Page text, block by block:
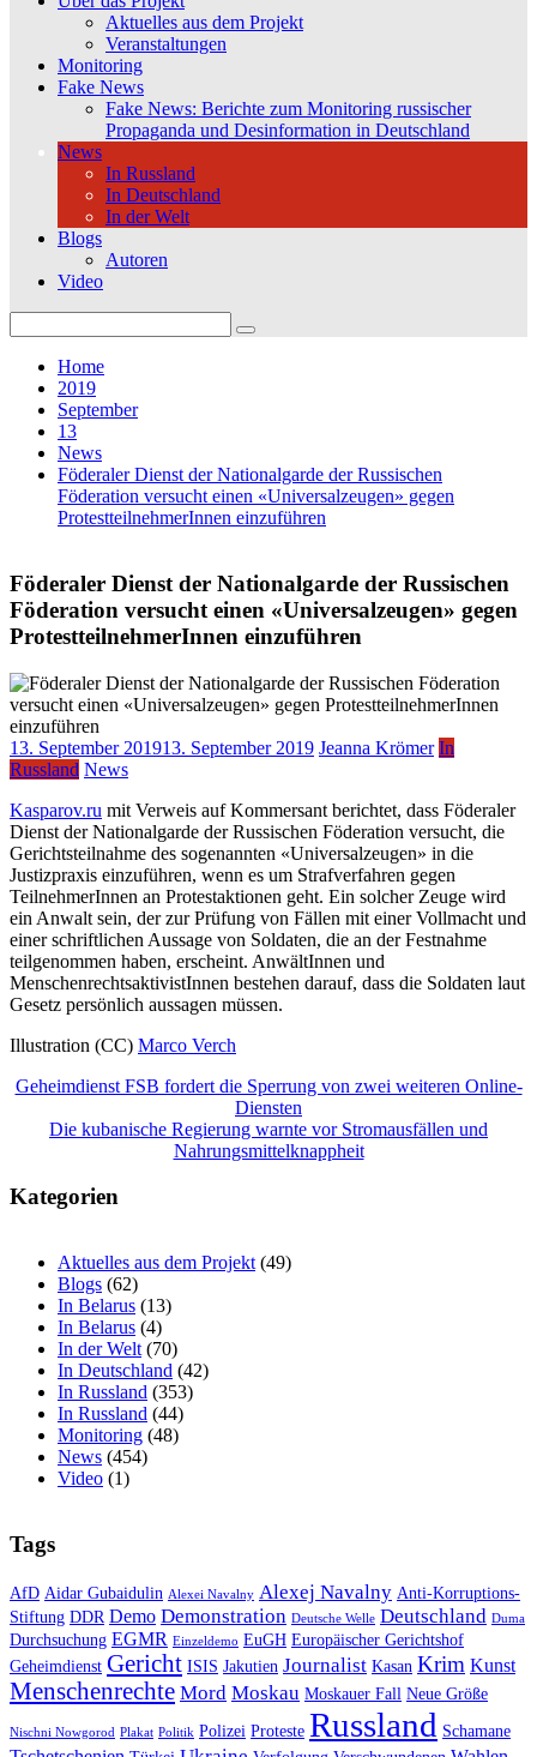
Aktuelles aus dem Projekt
Veranstaltungen
Monitoring
Fake News
Fake News: Berichte zum Monitoring russischer
Propaganda und Desinformation in Deutschland
News
In Russland
In Deutschland
In der Welt
Blogs
Autoren
Video
for:
Home
2019
September
13
News
Föderaler Dienst der Nationalgarde der Russischen
Föderation versucht einen «Universalzeugen» gegen
ProtestteilnehmerInnen einzuführen
Föderaler Dienst der Nationalgarde der Russischen
Föderation versucht einen «Universalzeugen» gegen
ProtestteilnehmerInnen einzuführen
13. September 201913. September 2019 Jeanna Krömer In
Russland News
Kasparov.ru mit Verweis auf Kommersant berichtet, dass Föderaler
Dienst der Nationalgarde der Russischen Föderation versucht, die
Gerichtsteilnahme des sogenannten «Universalzeugen» in die
Justizpraxis einzuführen, wenn es um Strafverfahren gegen
TeilnehmerInnen an Protestaktionen geht. Ein solcher Zeuge wird
ein Anwalt sein, der zur Prüfung von Fällen mit einer Vollmacht und
einer schriftlichen Aussage von Soldaten, die an der Festnahme
teilgenommen haben, erscheint. AnwältInnen und
MenschenrechtsaktivistInnen bestehen darauf, dass die Soldaten laut
Gesetz persönlich aussagen müssen.
Illustration (СС) Marco Verch
Beitragsnavigation
Geheimdienst FSB fordert die Sperrung von zwei weiteren Online-
Diensten
Die kubanische Regierung warnte vor Stromausfällen und
Nahrungsmittelknappheit
Kategorien
Aktuelles aus dem Projekt (49)
Blogs (62)
In Belarus (13)
In Belarus (4)
In der Welt (70)
In Deutschland (42)
In Russland (353)
In Russland (44)
Monitoring (48)
News (454)
Video (1)
Tags
AfD Aidar Gubaidulin Alexei Navalny Alexej Navalny Anti-Korruptions-
Stiftung DDR Demo Demonstration Deutsche Welle Deutschland Duma
Durchsuchung EGMR Einzeldemo EuGH Europäischer Gerichtshof
Geheimdienst Gericht ISIS Jakutien Journalist Kasan Krim Kunst
Menschenrechte Mord Moskau Moskauer Fall Neue Größe
Nischni Nowgorod Plakat Politik Polizei Proteste Russland Schamane